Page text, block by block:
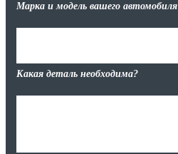
Марка и модель вашего автомобиля
Какая деталь необходима?